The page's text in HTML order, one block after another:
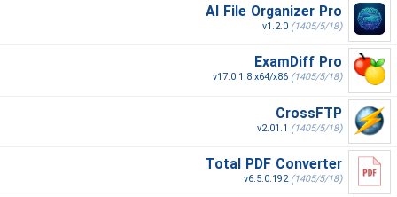
AI File Organizer Pro
v1.2.0 (1405/5/18)
ExamDiff Pro
v17.0.1.8 x64/x86 (1405/5/18)
CrossFTP
v2.01.1 (1405/5/18)
Total PDF Converter
v6.5.0.192(1405/5/18)